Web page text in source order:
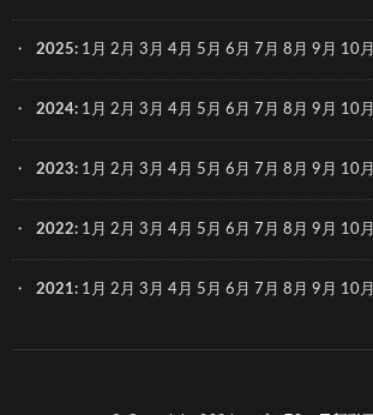
2025: 1月 2月 3月 4月 5月 6月 7月 8月 9月 10月
2024: 1月 2月 3月 4月 5月 6月 7月 8月 9月 10月
2023: 1月 2月 3月 4月 5月 6月 7月 8月 9月 10月
2022: 1月 2月 3月 4月 5月 6月 7月 8月 9月 10月
2021: 1月 2月 3月 4月 5月 6月 7月 8月 9月 10月